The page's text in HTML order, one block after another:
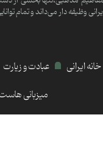
وظیفه دار می‌داند و تمام
خانه ایرانی عبادت و زیارت
میزبانی